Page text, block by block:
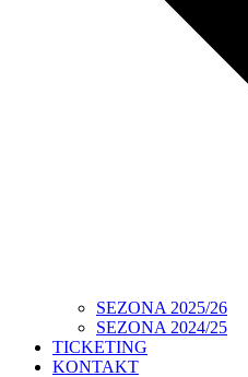
SEZONA 2025/26
SEZONA 2024/25
TICKETING
KONTAKT